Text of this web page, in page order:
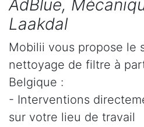
AdBlue,
Laakdal
Mobilii vous propose le
nettoyage de filtre à
Belgique :
- Interventions
sur votre lieu de travail